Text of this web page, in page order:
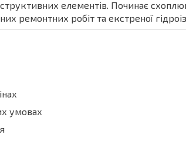
елементів. Починає
ремонтних робіт та екстреної
умовах